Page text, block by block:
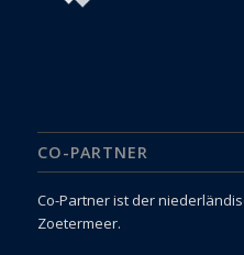
CO-PARTNER
Co-Partner ist der
Zoetermeer.